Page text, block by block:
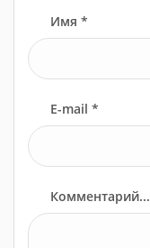
Имя *
E-mail *
Комментарий...